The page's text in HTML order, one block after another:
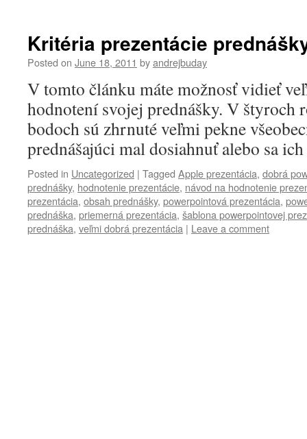
Kritéria prezentácie
Posted on June 18, 2011 byandrejbuday
V tomto článku máte možnosť vidieť
hodnotení svojej prednášky. V štyroch
bodoch sú zhrnuté veľmi pekne
prednášajúci mal dosiahnuť alebo sa
Posted in Uncategorized | Tagged Apple prezentácia, dobrá
prednášky, hodnotenie prezentácie, návod na hodnotenie
prezentácia, obsah prednášky, powerpointová prezentácia,
prednáška, priemerná prezentácia, šablona powerpointovej
prednáška, veľmi dobrá prezentácia | Leave a comment